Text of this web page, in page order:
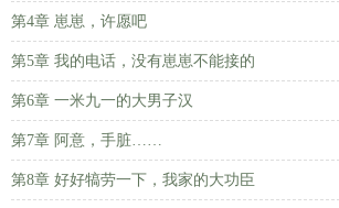
第4章 崽崽，许愿吧
第5章 我的电话，没有崽崽不能接的
第6章 一米九一的大男子汉
第7章 阿意，手脏……
第8章 好好犒劳一下，我家的大功臣